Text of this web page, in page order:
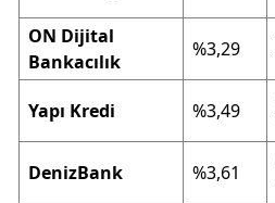
ON Dijital
Bankacılık
%3,29
Yapı Kredi %3,49
DenizBank %3,61